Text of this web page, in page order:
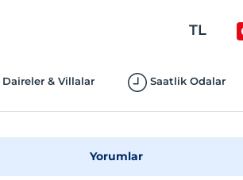
TL
Daireler & Villalar Saatlik Odalar
Yorumlar